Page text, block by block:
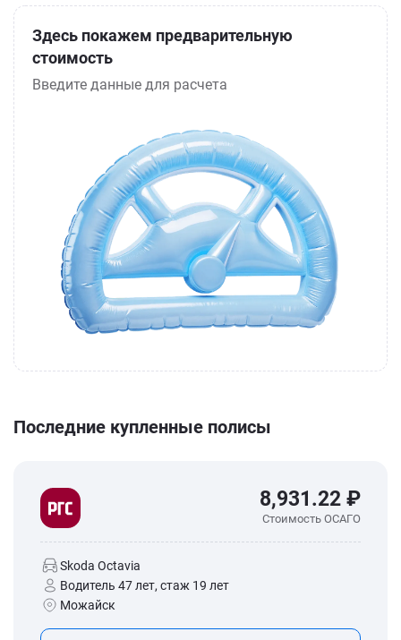
Здесь покажем предварительную
стоимость
Введите данные для расчета
Последние купленные полисы
8,931.22 ₽
Стоимость ОСАГО
Skoda Octavia
Водитель 47 лет, стаж 19 лет
Можайск